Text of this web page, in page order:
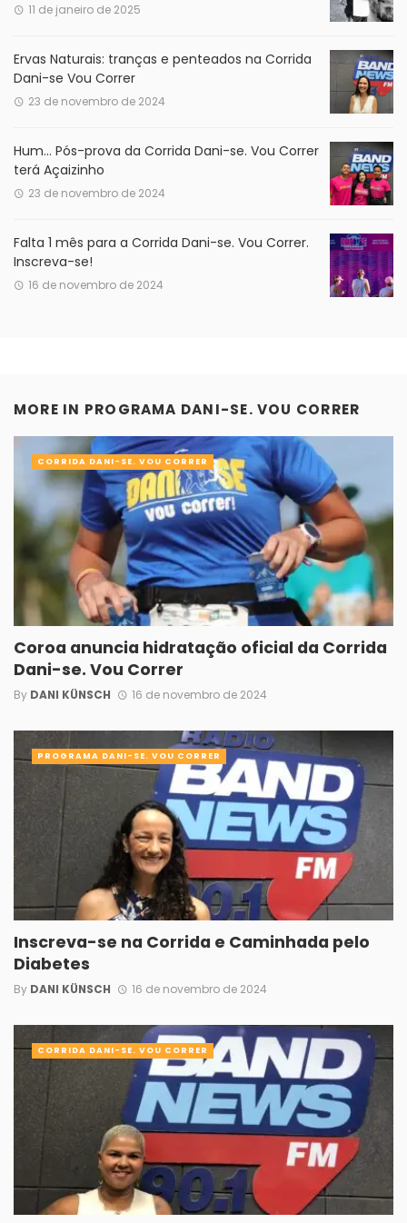
11 de janeiro de 2025
Ervas Naturais: tranças e penteados na Corrida
Dani-se Vou Correr
23 de novembro de 2024
Hum… Pós-prova da Corrida Dani-se. Vou Correr
terá Açaizinho
23 de novembro de 2024
Falta 1 mês para a Corrida Dani-se. Vou Correr.
Inscreva-se!
16 de novembro de 2024
MORE IN PROGRAMA DANI-SE. VOU CORRER
Coroa anuncia hidratação oficial da Corrida
Dani-se. Vou Correr
By DANI KÜNSCH 16 de novembro de 2024
CORRIDA DANI-SE. VOU CORRER
Inscreva-se na Corrida e Caminhada pelo
Diabetes
By DANI KÜNSCH 16 de novembro de 2024
PROGRAMA DANI-SE. VOU CORRER
CORRIDA DANI-SE. VOU CORRER